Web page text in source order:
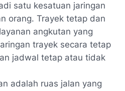
satu kesatuan jaringan
orang. Trayek tetap dan
angkutan yang
trayek secara tetap
jadwal tetap atau tidak
adalah ruas jalan yang